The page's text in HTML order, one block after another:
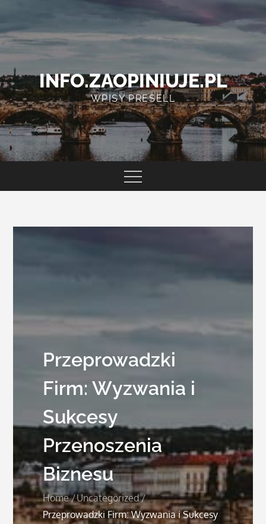
content
INFO.ZAOPINIUJE.PL
WPISY PRESELL
Przeprowadzki
Firm: Wyzwania i
Sukcesy
Przenoszenia
Biznesu
Home
Uncategorized
Przeprowadzki Firm: Wyzwania i Sukcesy